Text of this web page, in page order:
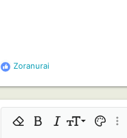
R
c
Zoranurai
Opmaak verwijderen
Vetgedrukt
CursiefTekengrootte
9